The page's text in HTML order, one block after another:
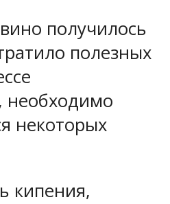
получилось
полезных
необходимо
некоторых
кипения,